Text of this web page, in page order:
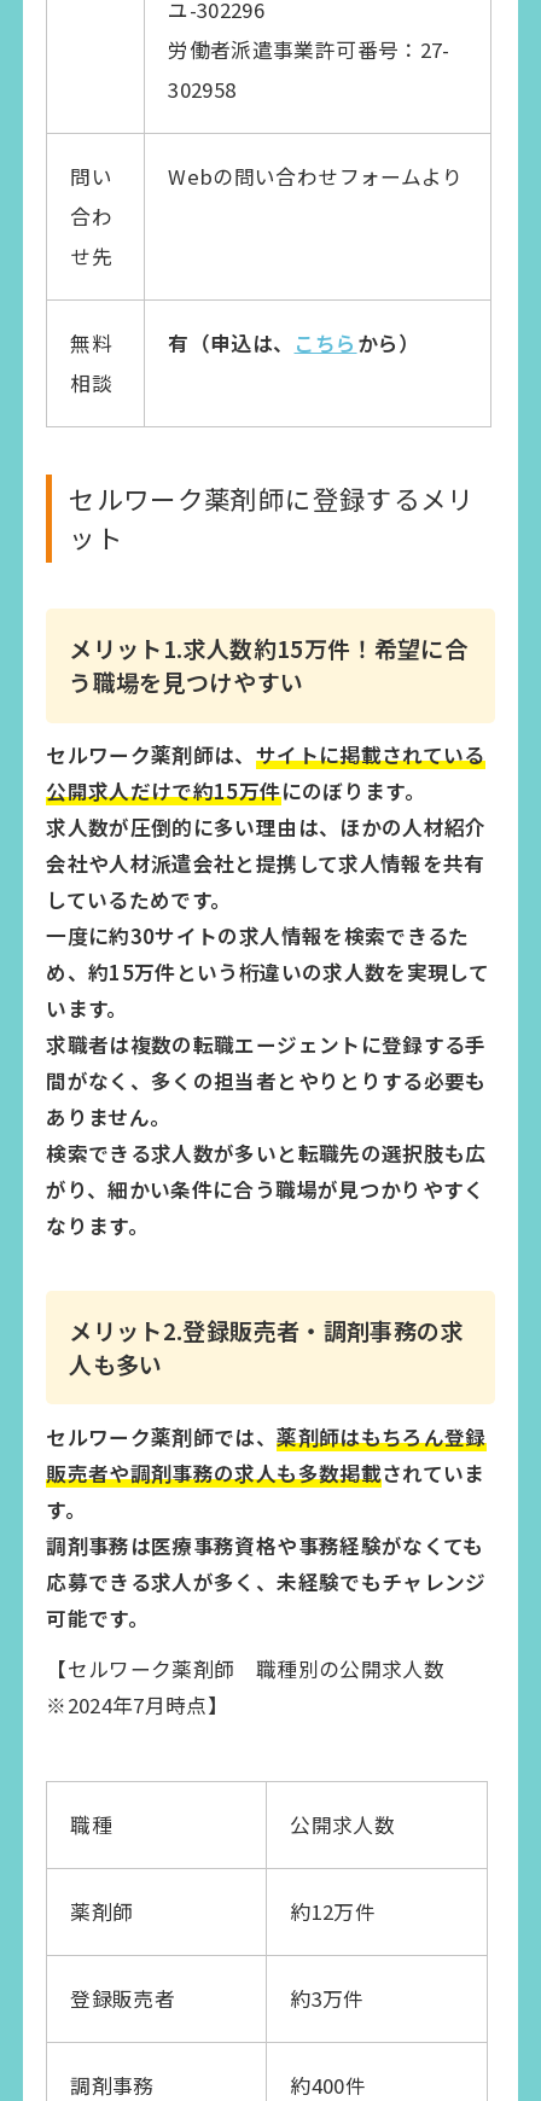
ユ-302296
労働者派遣事業許可番号：27-
302958
問い
合わ
せ先
Webの問い合わせフォームより
無料
相談
有（申込は、 こちら から）
セルワーク薬剤師に登録するメリ
ット
メリット1.求人数約15万件！希望に合
う職場を見つけやすい
セルワーク薬剤師は、 サイトに掲載されている
公開求人だけで約15万件にのぼります。
求人数が圧倒的に多い理由は、ほかの人材紹介
会社や人材派遣会社と提携して求人情報を共有
しているためです。
一度に約30サイトの求人情報を検索できるた
め、約15万件という桁違いの求人数を実現して
います。
求職者は複数の転職エージェントに登録する手
間がなく、多くの担当者とやりとりする必要も
ありません。
検索できる求人数が多いと転職先の選択肢も広
がり、細かい条件に合う職場が見つかりやすく
なります。
メリット2.登録販売者・調剤事務の求
人も多い
セルワーク薬剤師では、薬剤師はもちろん登録
販売者や調剤事務の求人も多数掲載されていま
す。
調剤事務は医療事務資格や事務経験がなくても
応募できる求人が多く、未経験でもチャレンジ
可能です。
【セルワーク薬剤師 職種別の公開求人数
※2024年7月時点】
職種 公開求人数
薬剤師 約12万件
登録販売者 約3万件
調剤事務 約400件